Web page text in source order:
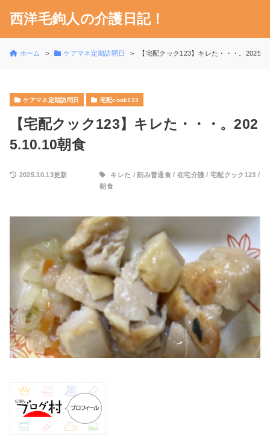
西洋毛鉤人の介護日記！
ホーム ケアマネ定期訪問日 【宅配クック123】キレた・・・。
ケアマネ定期訪問日 宅配cook123
【宅配クック123】キレた・・・。202
5.10.10朝食
2025.10.13更新 キレた /刻み普通食/ 在宅介護 /宅配クック123 /
朝食